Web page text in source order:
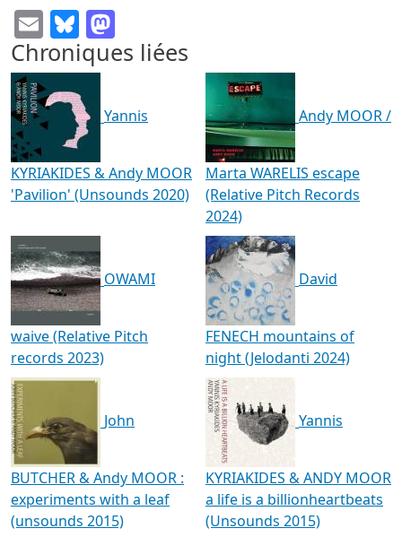
EmailBluesky
Chroniques liées
Yannis
KYRIAKIDES & Andy MOOR
'Pavilion' (Unsounds 2020)
Andy MOOR /
Marta WARELIS escape
(Relative Pitch Records
2024)
OWAMI
waive (Relative Pitch
records 2023)
David
FENECH mountains of
night (Jelodanti 2024)
John
BUTCHER & Andy MOOR :
experiments with a leaf
(unsounds 2015)
Yannis
KYRIAKIDES & ANDY MOOR
a life is a billionheartbeats
(Unsounds 2015)